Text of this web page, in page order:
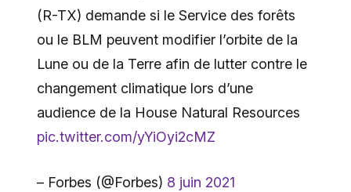
(R-TX) demande si le Service des forêts
ou le BLM peuvent modifier l’orbite de la
Lune ou de la Terre afin de lutter contre le
changement climatique lors d’une
audience de la House Natural Resources
pic.twitter.com/yYiOyi2cMZ
– Forbes (@Forbes) 8 juin 2021